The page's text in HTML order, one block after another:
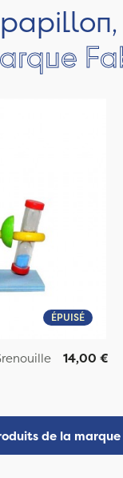
ÉPUISÉ
14,00 €
de la marque